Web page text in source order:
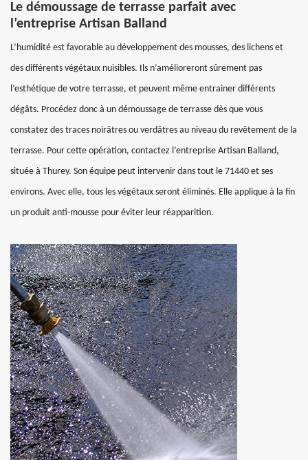
Le démoussage de terrasse parfait avec
l’entreprise Artisan Balland
L’humidité est favorable au développement des mousses, des lichens et
des différents végétaux nuisibles. Ils n’amélioreront sûrement pas
l’esthétique de votre terrasse, et peuvent même entrainer différents
dégâts. Procédez donc à un démoussage de terrasse dès que vous
constatez des traces noirâtres ou verdâtres au niveau du revêtement de la
terrasse. Pour cette opération, contactez l’entreprise Artisan Balland,
située à Thurey. Son équipe peut intervenir dans tout le 71440 et ses
environs. Avec elle, tous les végétaux seront éliminés. Elle applique à la fin
un produit anti-mousse pour éviter leur réapparition.